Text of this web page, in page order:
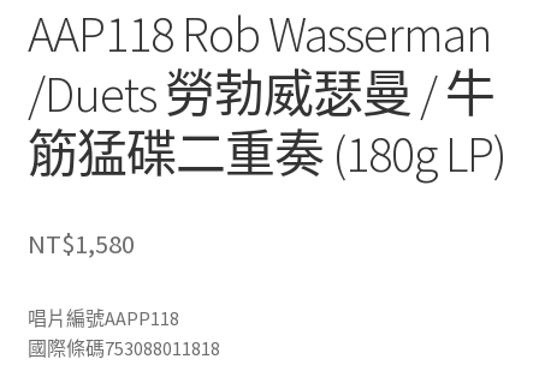
AAP118 Rob Wasserman
/Duets 勞勃威瑟曼 / 牛
筋猛碟二重奏 (180g LP)
NT$1,580
唱片編號AAPP118
國際條碼753088011818